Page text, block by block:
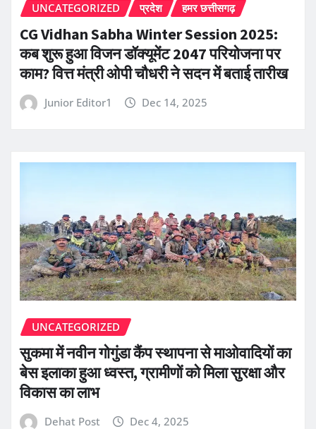
UNCATEGORIZED प्रदेश हमर छत्तीसगढ़
CG Vidhan Sabha Winter Session 2025:
कब शुरू हुआ विजन डॉक्यूमेंट 2047 परियोजना पर
काम? वित्त मंत्री ओपी चौधरी ने सदन में बताई तारीख
Junior Editor1 Dec 14, 2025
UNCATEGORIZED
सुकमा में नवीन गोगुंडा कैंप स्थापना से माओवादियों का
बेस इलाका हुआ ध्वस्त, ग्रामीणों को मिला सुरक्षा और
विकास का लाभ
Dehat Post Dec 4, 2025